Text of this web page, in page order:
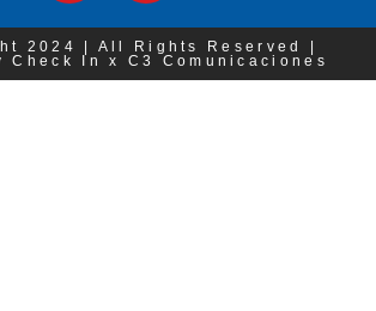
2024 | All Rights Reserved |
Check In x C3 Comunicaciones